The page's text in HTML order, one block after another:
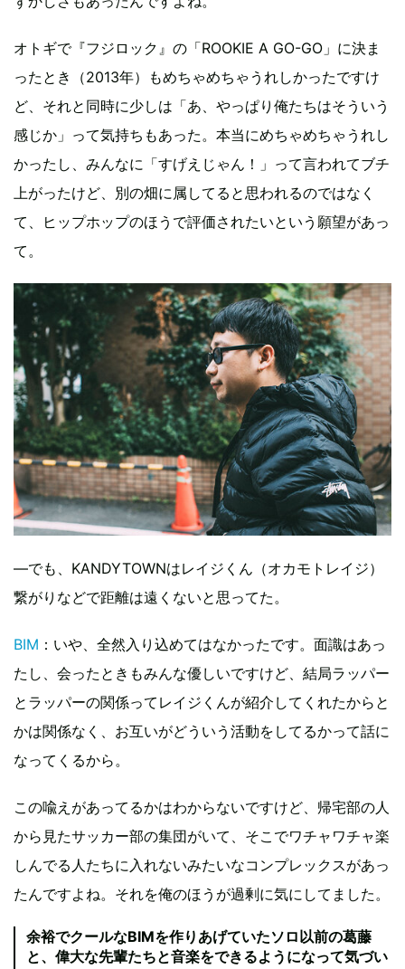
オトギで『フジロック』の「ROOKIE A GO-GO」に決ま
ったとき（2013年）もめちゃめちゃうれしかったですけ
ど、それと同時に少しは「あ、やっぱり俺たちはそういう
感じか」って気持ちもあった。本当にめちゃめちゃうれし
かったし、みんなに「すげえじゃん！」って言われてブチ
上がったけど、別の畑に属してると思われるのではなく
て、ヒップホップのほうで評価されたいという願望があっ
て。
―でも、KANDYTOWNはレイジくん（オカモトレイジ）
繋がりなどで距離は遠くないと思ってた。
BIM ：いや、全然入り込めてはなかったです。面識はあっ
たし、会ったときもみんな優しいですけど、結局ラッパー
とラッパーの関係ってレイジくんが紹介してくれたからと
かは関係なく、お互いがどういう活動をしてるかって話に
なってくるから。
この喩えがあってるかはわからないですけど、帰宅部の人
から見たサッカー部の集団がいて、そこでワチャワチャ楽
しんでる人たちに入れないみたいなコンプレックスがあっ
たんですよね。それを俺のほうが過剰に気にしてました。
余裕でクールなBIMを作りあげていたソロ以前の葛藤
と、偉大な先輩たちと音楽をできるようになって気づい